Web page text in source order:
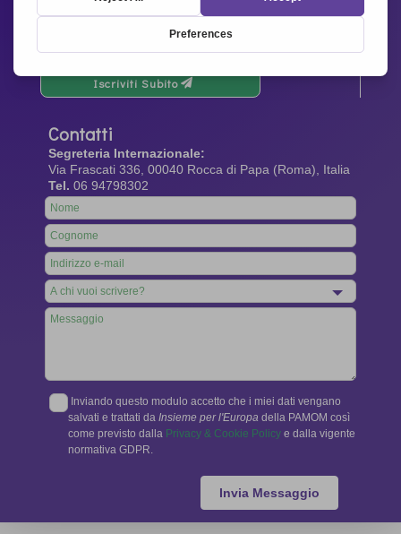
Rimani aggiornato di tutte le ultime notizie dalla
Iscriviti Subito
Contatti
Segreteria Internazionale:
Via Frascati 336, 00040 Rocca di Papa (Roma), Italia
Tel. 06 94798302
Leave
this
field
blank
Inviando questo modulo accetto che i miei dati vengano
salvati e trattati da Insieme per l'Europa della PAMOM così
come previsto dalla Privacy & Cookie Policy e dalla vigente
normativa GDPR.
Invia Messaggio